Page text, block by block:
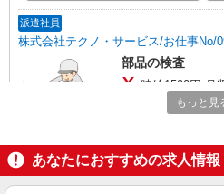
派遣社員
株式会社テクノ・サービス/お仕事No/
部品の検査
時給1500円 月
日出勤手当て等が含まれ
キープ
もっと見
あなたにおすすめの求人情報